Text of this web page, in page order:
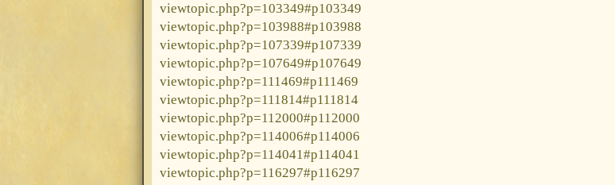
viewtopic.php?p=103349#p103349
viewtopic.php?p=103988#p103988
viewtopic.php?p=107339#p107339
viewtopic.php?p=107649#p107649
viewtopic.php?p=111469#p111469
viewtopic.php?p=111814#p111814
viewtopic.php?p=112000#p112000
viewtopic.php?p=114006#p114006
viewtopic.php?p=114041#p114041
viewtopic.php?p=116297#p116297